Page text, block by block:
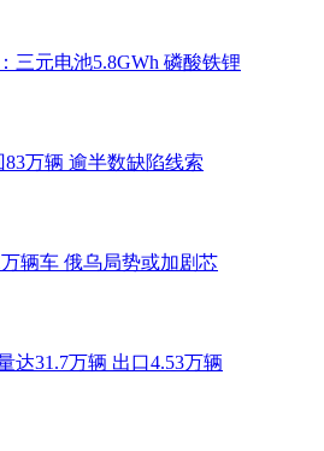
三元电池5.8GWh 磷酸铁锂
万辆 逾半数缺陷线索
辆车 俄乌局势或加剧芯
达31.7万辆 出口4.53万辆